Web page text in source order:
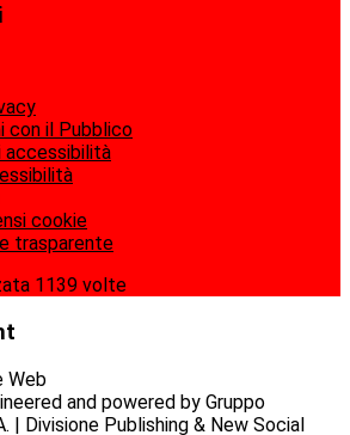
con il Pubblico
accessibilità
cookie
trasparente
1139 volte
and powered by Gruppo
| Divisione Publishing & New Social